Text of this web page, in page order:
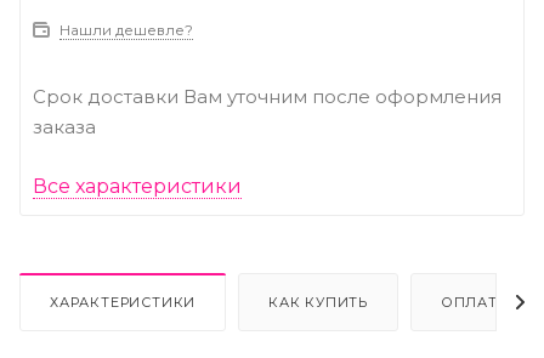
Нашли дешевле?
Срок доставки Вам уточним после оформления
заказа
Все характеристики
ХАРАКТЕРИСТИКИ КАК КУПИТЬ ОПЛАТА